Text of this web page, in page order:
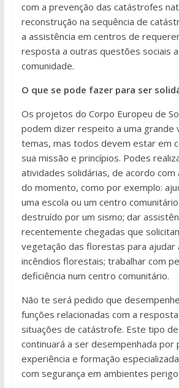
com a prevenção das catástrofes
reconstrução na sequência de
a assistência em centros de
resposta a outras questões sociais
comunidade.
O que se pode fazer para ser
Os projetos do Corpo Europeu de
podem dizer respeito a uma grande
temas, mas todos devem estar em
sua missão e princípios. Podes
atividades solidárias, de acordo com
do momento, como por exemplo:
uma escola ou um centro
destruído por um sismo; dar
recentemente chegadas que
vegetação das florestas para ajudar
incêndios florestais; trabalhar com
deficiência num centro comunitário.
Não te será pedido que
funções relacionadas com a
situações de catástrofe. Este tipo
continuará a ser desempenhada por
experiência e formação
com segurança em ambientes